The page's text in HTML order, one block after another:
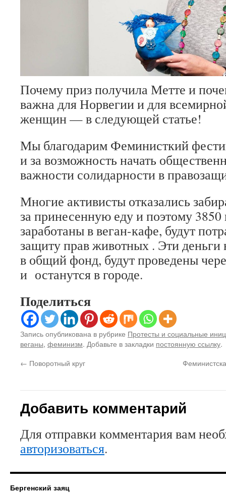
Почему приз получила Метте и
важна для Норвегии и для
женщин — в следующей статье!
Мы благодарим Феминисткий
и за возможность начать
важности солидарности в
Многие активисты отказались
за принесенную еду и поэтому
заработаны в веган-кафе, будут
защиту прав животных . Эти деньги
в общий фонд, будут проведены
и останутся в городе.
Поделиться
Запись опубликована в рубрике Протесты и социальные
веганы, феминизм. Добавьте в закладки постоянную ссылку.
← Поворотный круг
Добавить комментарий
Для отправки комментария вам
авторизоваться.
Бергенский заяц